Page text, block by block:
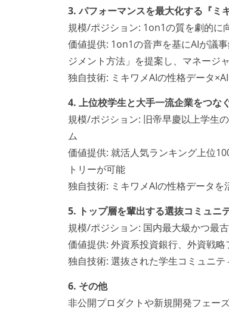
3. パフォーマンスを最大化する『ミ
規模/ポジション: 1on1の質を劇的に
価値提供: 1on1の音声を基にAIが議
ジメント方法」を提案し、マネージ
独自技術: ミキワメAIの性格データ
4. 上位校学生と大手一流企業をつな
規模/ポジション: 旧帝早慶以上学生
ム
価値提供: 就活人気ランキング上位
トリーが可能
独自技術: ミキワメAIの性格データ
5. トップ層を輩出する選抜コミュニ
規模/ポジション: 国内最大級かつ最
価値提供: 外資系投資銀行、外資戦
独自技術: 選抜された学生コミュニ
6. その他
非公開プロダクトや新規開発フェー